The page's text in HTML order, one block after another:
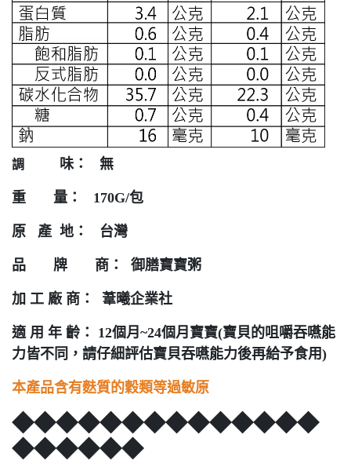
調 味： 無
重 量： 170G/包
原 產 地： 台灣
品 牌 商： 御膳寶寶粥
加 工 廠 商： 葦曦企業社
適 用 年 齡： 12個月~24個月寶寶(寶貝的咀嚼吞嚥能
力皆不同，請仔細評估寶貝吞嚥能力後再給予食用)
本產品含有麩質的穀類等過敏原
◆◆◆◆◆◆◆◆◆◆◆◆◆◆
◆◆◆◆◆◆